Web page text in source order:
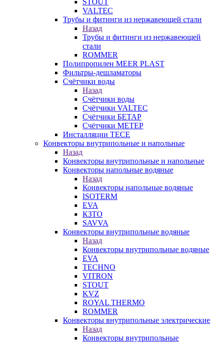
STOUT
VALTEC
Трубы и фитинги из нержавеющей стали
Назад
Трубы и фитинги из нержавеющей
стали
ROMMER
Полипропилен MEER PLAST
Фильтры-дешламаторы
Счётчики воды
Назад
Счётчики воды
Счётчики VALTEC
Счётчики БЕТАР
Счётчики МЕТЕР
Инсталляции TECE
Конвекторы внутрипольные и напольные
Назад
Конвекторы внутрипольные и напольные
Конвекторы напольные водяные
Назад
Конвекторы напольные водяные
ISOTERM
EVA
КЗТО
SAVVA
Конвекторы внутрипольные водяные
Назад
Конвекторы внутрипольные водяные
EVA
TECHNO
VITRON
STOUT
KVZ
ROYAL THERMO
ROMMER
Конвекторы внутрипольные электрические
Назад
Конвекторы внутрипольные